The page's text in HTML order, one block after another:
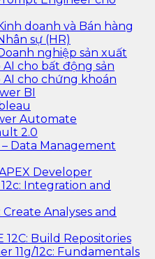
doanh và Bán hàng
sự (HR)
nghiệp sản xuất
cho bất động sản
AI cho chứng khoán
BI
Automate
2.0
Data Management
Developer
Integration and
Create Analyses and
12C: Build Repositories
11g/12c: Fundamentals